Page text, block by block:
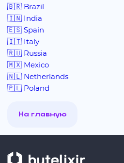
🇧🇷 Brazil
🇮🇳 India
🇪🇸 Spain
🇮🇹 Italy
🇷🇺 Russia
🇲🇽 Mexico
🇳🇱 Netherlands
🇵🇱 Poland
На главную